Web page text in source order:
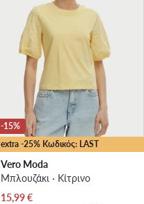
extra -25% Κωδικός: LAST
-15%
Vero Moda
Μπλουζάκι · Κίτρινο
Τρέχουσα τιμή
15,99€